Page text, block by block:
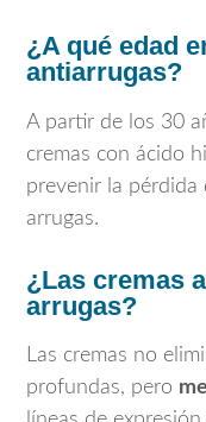
¿A qué edad
antiarrugas?
A partir de los 30
cremas con ácido
prevenir la pérdida
arrugas.
¿Las cremas
arrugas?
Las cremas no
profundas, pero